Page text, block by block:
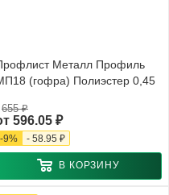
Металл Профиль
(гофра) Полиэстер 0,45
596.05 ₽
655 ₽
-9% - 58.95 ₽
В КОРЗИНУ